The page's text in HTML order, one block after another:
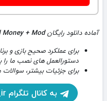
آماده دانلود رایگانMoney + Mod
برای عملکرد صحیح بازی و
دستورالعمل های نصب ما را
برای جزئیات بیشتر، سوالات
به کانال تلگرام MenuMod_ir@ بپیوندید